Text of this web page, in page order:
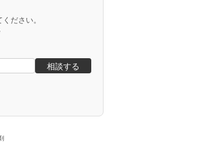
ださい。
相談する